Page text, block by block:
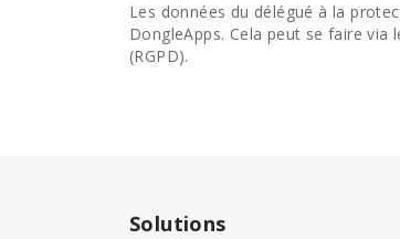
Les données du délégué à la
DongleApps. Cela peut se faire
(RGPD).
Solutions